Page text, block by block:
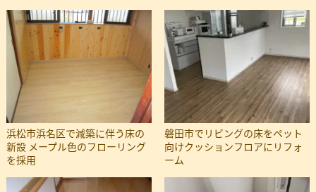
浜松市浜名区で減築に伴う床の
新設 メープル色のフローリング
を採用
磐田市でリビングの床をペット
向けクッションフロアにリフォ
ーム